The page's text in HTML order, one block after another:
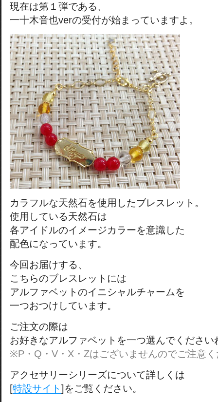
現在は第１弾である、
一十木音也verの受付が始まっていますよ。
カラフルな天然石を使用したブレスレット。
使用している天然石は
各アイドルのイメージカラーを意識した
配色になっています。
今回お届けする、
こちらのブレスレットには
アルファベットのイニシャルチャームを
一つおつけしています。
ご注文の際は
お好きなアルファベットを一つ選んでください
※P・Q・V・X・Zはございませんのでご注意
アクセサリーシリーズについて詳しくは
[特設サイト ]をご覧ください。